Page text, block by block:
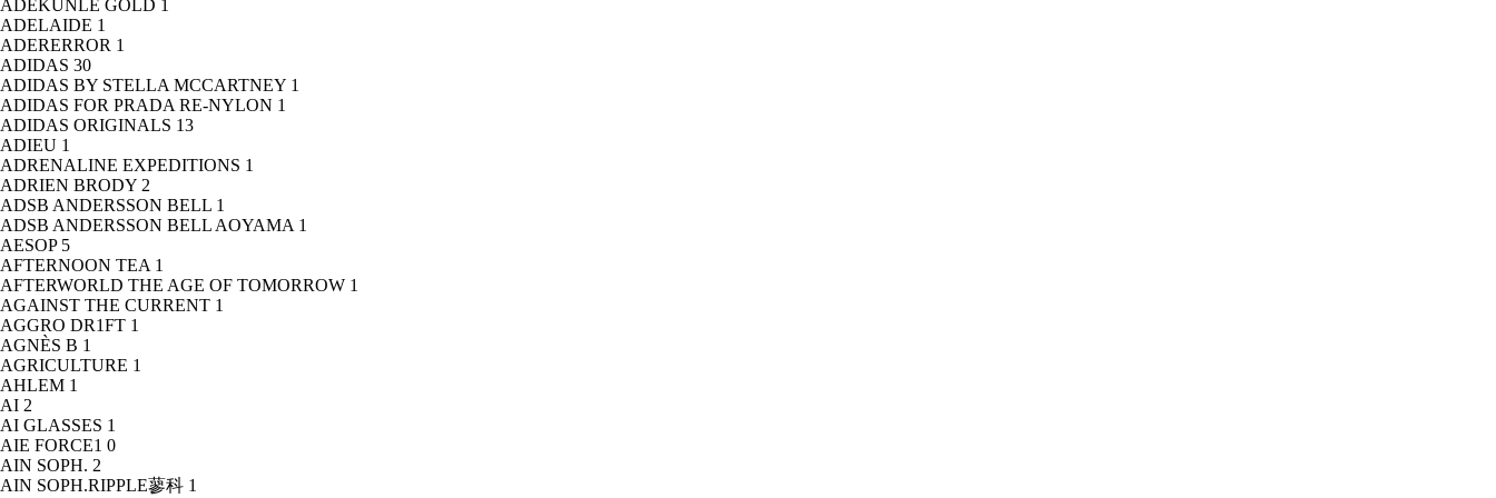
ADEKUNLE GOLD 1
ADELAIDE 1
ADERERROR 1
ADIDAS 30
ADIDAS BY STELLA MCCARTNEY 1
ADIDAS FOR PRADA RE-NYLON 1
ADIDAS ORIGINALS 13
ADIEU 1
ADRENALINE EXPEDITIONS 1
ADRIEN BRODY 2
ADSB ANDERSSON BELL 1
ADSB ANDERSSON BELL AOYAMA 1
AESOP 5
AFTERNOON TEA 1
AFTERWORLD THE AGE OF TOMORROW 1
AGAINST THE CURRENT 1
AGGRO DR1FT 1
AGNÈS B 1
AGRICULTURE 1
AHLEM 1
AI 2
AI GLASSES 1
AIE FORCE1 0
AIN SOPH. 2
AIN SOPH.RIPPLE蓼科 1